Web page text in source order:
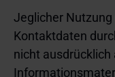
Jeglicher
Kontaktdaten
nicht